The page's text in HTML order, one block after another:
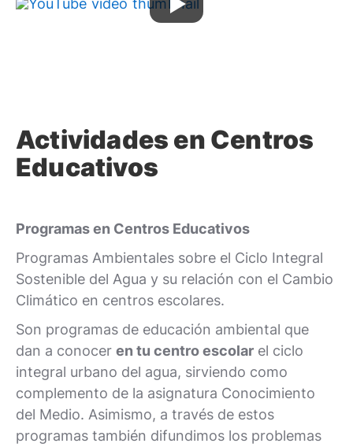
Actividades en Centros
Educativos
Programas en Centros Educativos
Programas Ambientales sobre el Ciclo Integral
Sostenible del Agua y su relación con el Cambio
Climático en centros escolares.
Son programas de educación ambiental que
dan a conocer en tu centro escolar el ciclo
integral urbano del agua, sirviendo como
complemento de la asignatura Conocimiento
del Medio. Asimismo, a través de estos
programas también difundimos los problemas